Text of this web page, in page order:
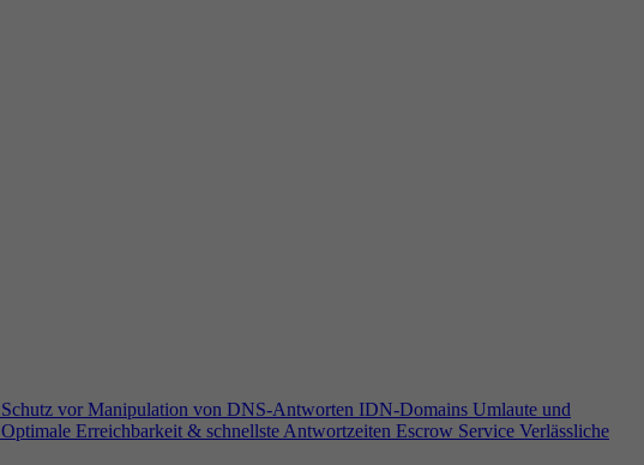
Schutz vor Manipulation von DNS-Antworten IDN-Domains Umlaute und
Optimale Erreichbarkeit & schnellste Antwortzeiten Escrow Service Verlässliche